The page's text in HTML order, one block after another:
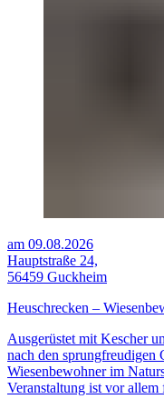
am 09.08.2026
Hauptstraße 24,
56459 Guckheim
Heuschrecken –
Ausgerüstet mit Kescher
nach den sprungfreudigen
Wiesenbewohner im
Veranstaltung ist vor